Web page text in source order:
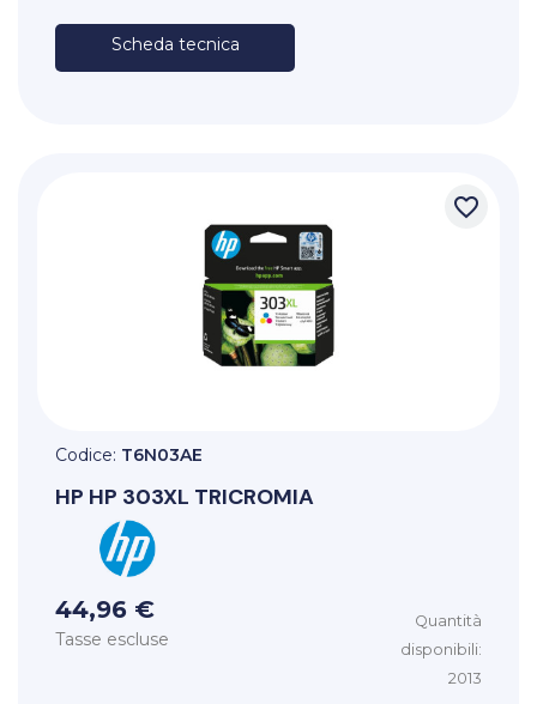
Scheda tecnica
favorite_border
Codice: T6N03AE
HP HP 303XL TRICROMIA
44,96 €
Tasse escluse
Quantità
disponibili:
2013